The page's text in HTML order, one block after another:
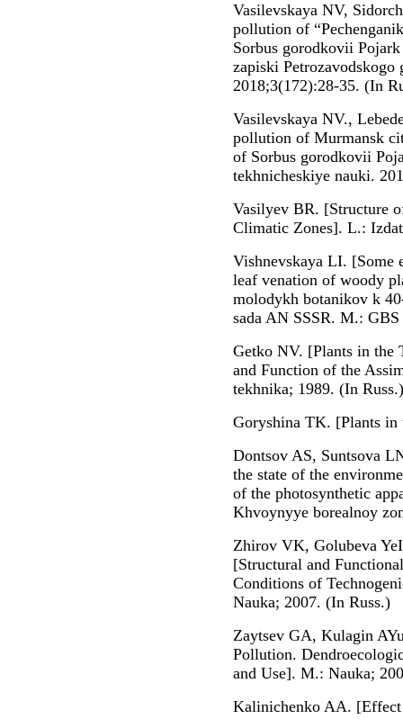
Vasilevskaya NV,
pollution of
Sorbus gorodkovii
zapiski Petrozavodskogo
2018;3(172):28-35. (In
Vasilevskaya NV.,
pollution of Murmansk
of Sorbus gorodkovii
tekhnicheskiye nauki.
Vasilyev BR. [Structure
Climatic Zones]. L.:
Vishnevskaya LI. [Some
leaf venation of woody
molodykh botanikov k
sada AN SSSR. M.:
Getko NV. [Plants in the
and Function of the
tekhnika; 1989. (In Russ.)
Goryshina TK. [Plants
Dontsov AS, Suntsova
the state of the
of the photosynthetic
Khvoynyye borealnoy
Zhirov VK, Golubeva
[Structural and
Conditions of
Nauka; 2007. (In Russ.)
Zaytsev GA, Kulagin
Pollution.
and Use]. M.: Nauka;
Kalinichenko AA.